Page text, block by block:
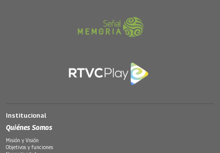
Institucional
Quiénes Somos
Misión y Visión
Objetivos y funciones